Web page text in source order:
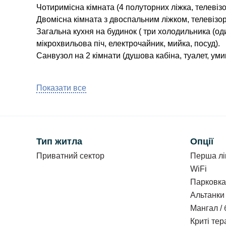
Чотиримісна кімната (4 полуторних ліжка,
Двомісна кімната з двоспальним ліжком,
Загальна кухня на будинок ( три холодильника
мікрохвильова піч, електрочайник, мийка, посуд).
Санвузол на 2 кімнати (душова кабіна, туалет,
3 кімнати (2 двомісні та 1 тримісна).
Санвузол (душ, туалет, умивальник).
Показати все
Тип житла
Приватний сектор
Опції
Перша
WiFi
Парковка
Альтанки
Мангал /
Криті